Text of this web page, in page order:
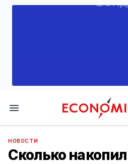
Economist.kg
НОВОСТИ
Сколько